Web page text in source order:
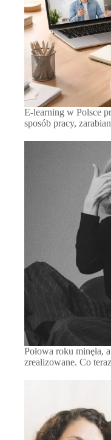
E-learning w Polsce
sposób pracy,
Połowa roku minęła,
zrealizowane. Co